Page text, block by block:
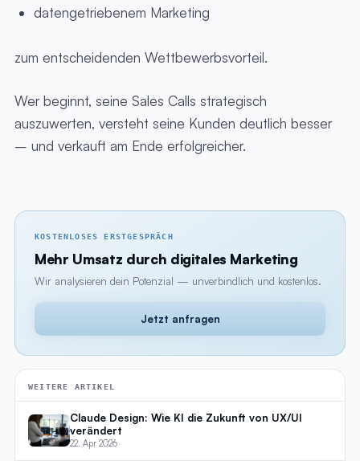
datengetriebenem Marketing
zum entscheidenden Wettbewerbsvorteil.
Wer beginnt, seine Sales Calls strategisch
auszuwerten, versteht seine Kunden deutlich besser
– und verkauft am Ende erfolgreicher.
KOSTENLOSES ERSTGESPRÄCH
Mehr Umsatz durch digitales Marketing
Wir analysieren dein Potenzial — unverbindlich und kostenlos.
Jetzt anfragen
WEITERE ARTIKEL
Claude Design: Wie KI die Zukunft von UX/UI
verändert
22. Apr 2026